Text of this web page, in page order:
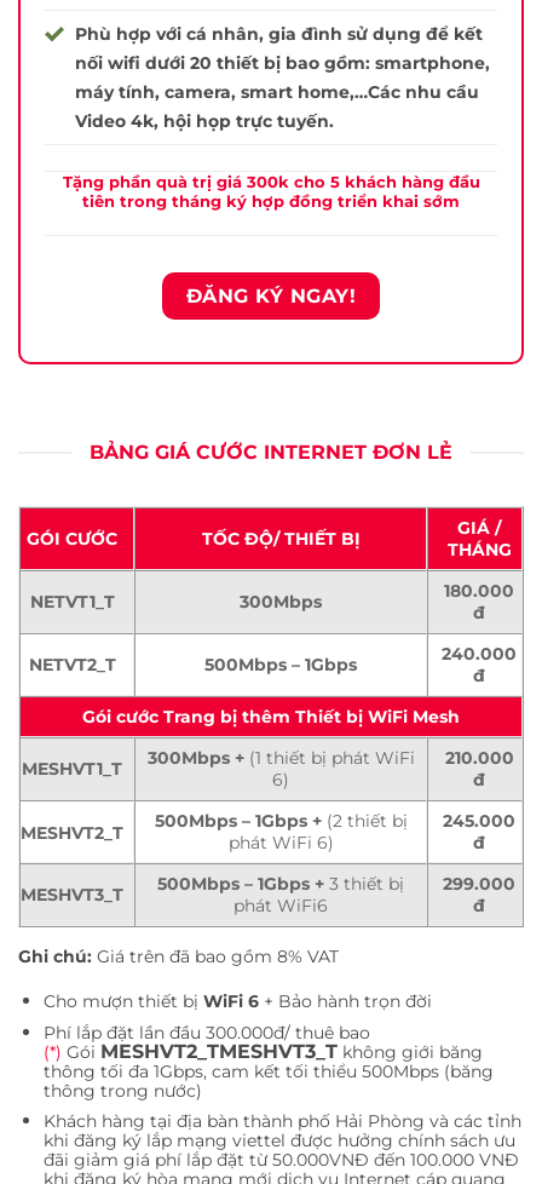
Phù hợp với cá nhân, gia đình sử dụng để kết
nối wifi dưới 20 thiết bị bao gồm: smartphone,
máy tính, camera, smart home,…Các nhu cầu
Video 4k, hội họp trực tuyến.
Tặng phần quà trị giá 300k cho 5 khách hàng đầu
tiên trong tháng ký hợp đồng triển khai sớm
ĐĂNG KÝ NGAY!
BẢNG GIÁ CƯỚC INTERNET ĐƠN LẺ
GÓI CƯỚC TỐC ĐỘ/ THIẾT BỊ
GIÁ /
THÁNG
NETVT1_T 300Mbps
180.000
đ
NETVT2_T 500Mbps – 1Gbps
240.000
đ
Gói cước Trang bị thêm Thiết bị WiFi Mesh
MESHVT1_T 300Mbps + (1 thiết bị phát WiFi
6)
210.000
đ
MESHVT2_T
500Mbps – 1Gbps + (2 thiết bị
phát WiFi 6)
245.000
đ
MESHVT3_T 500Mbps – 1Gbps + 3 thiết bị
phát WiFi6
299.000
đ
Ghi chú: Giá trên đã bao gồm 8% VAT
Cho mượn thiết bị WiFi 6+ Bảo hành trọn đời
Phí lắp đặt lần đầu 300.000đ/ thuê bao
(*) Gói MESHVT2_TMESHVT3_Tkhông giới băng
thông tối đa 1Gbps, cam kết tối thiểu 500Mbps (băng
thông trong nước)
Khách hàng tại địa bàn thành phố Hải Phòng và các tỉnh
khi đăng ký lắp mạng viettel được hưởng chính sách ưu
đãi giảm giá phí lắp đặt từ 50.000VNĐ đến 100.000 VNĐ